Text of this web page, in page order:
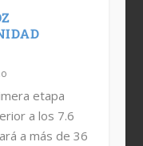
etapa
a los 7.6
a más de 36